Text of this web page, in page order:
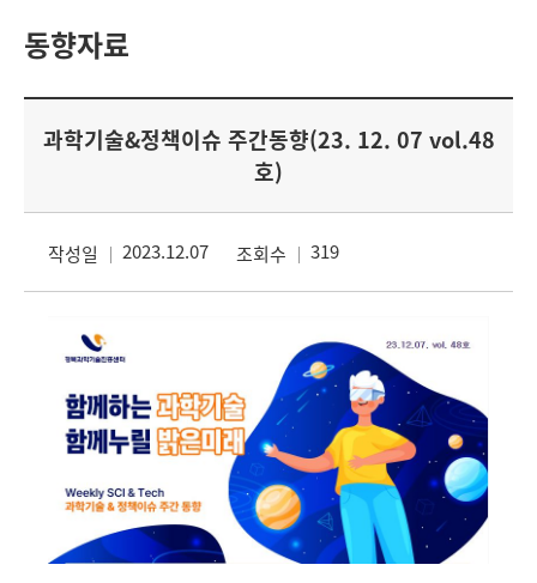
동향자료
과학기술&정책이슈 주간동향(23. 12. 07 vol.48
호)
작성일 2023.12.07 조회수 319